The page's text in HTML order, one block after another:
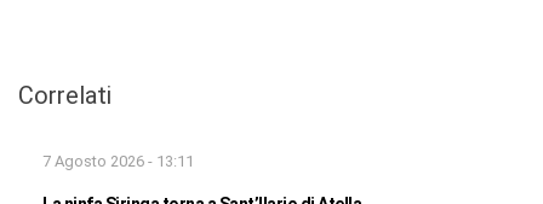
Correlati
7 Agosto 2026 - 13:11